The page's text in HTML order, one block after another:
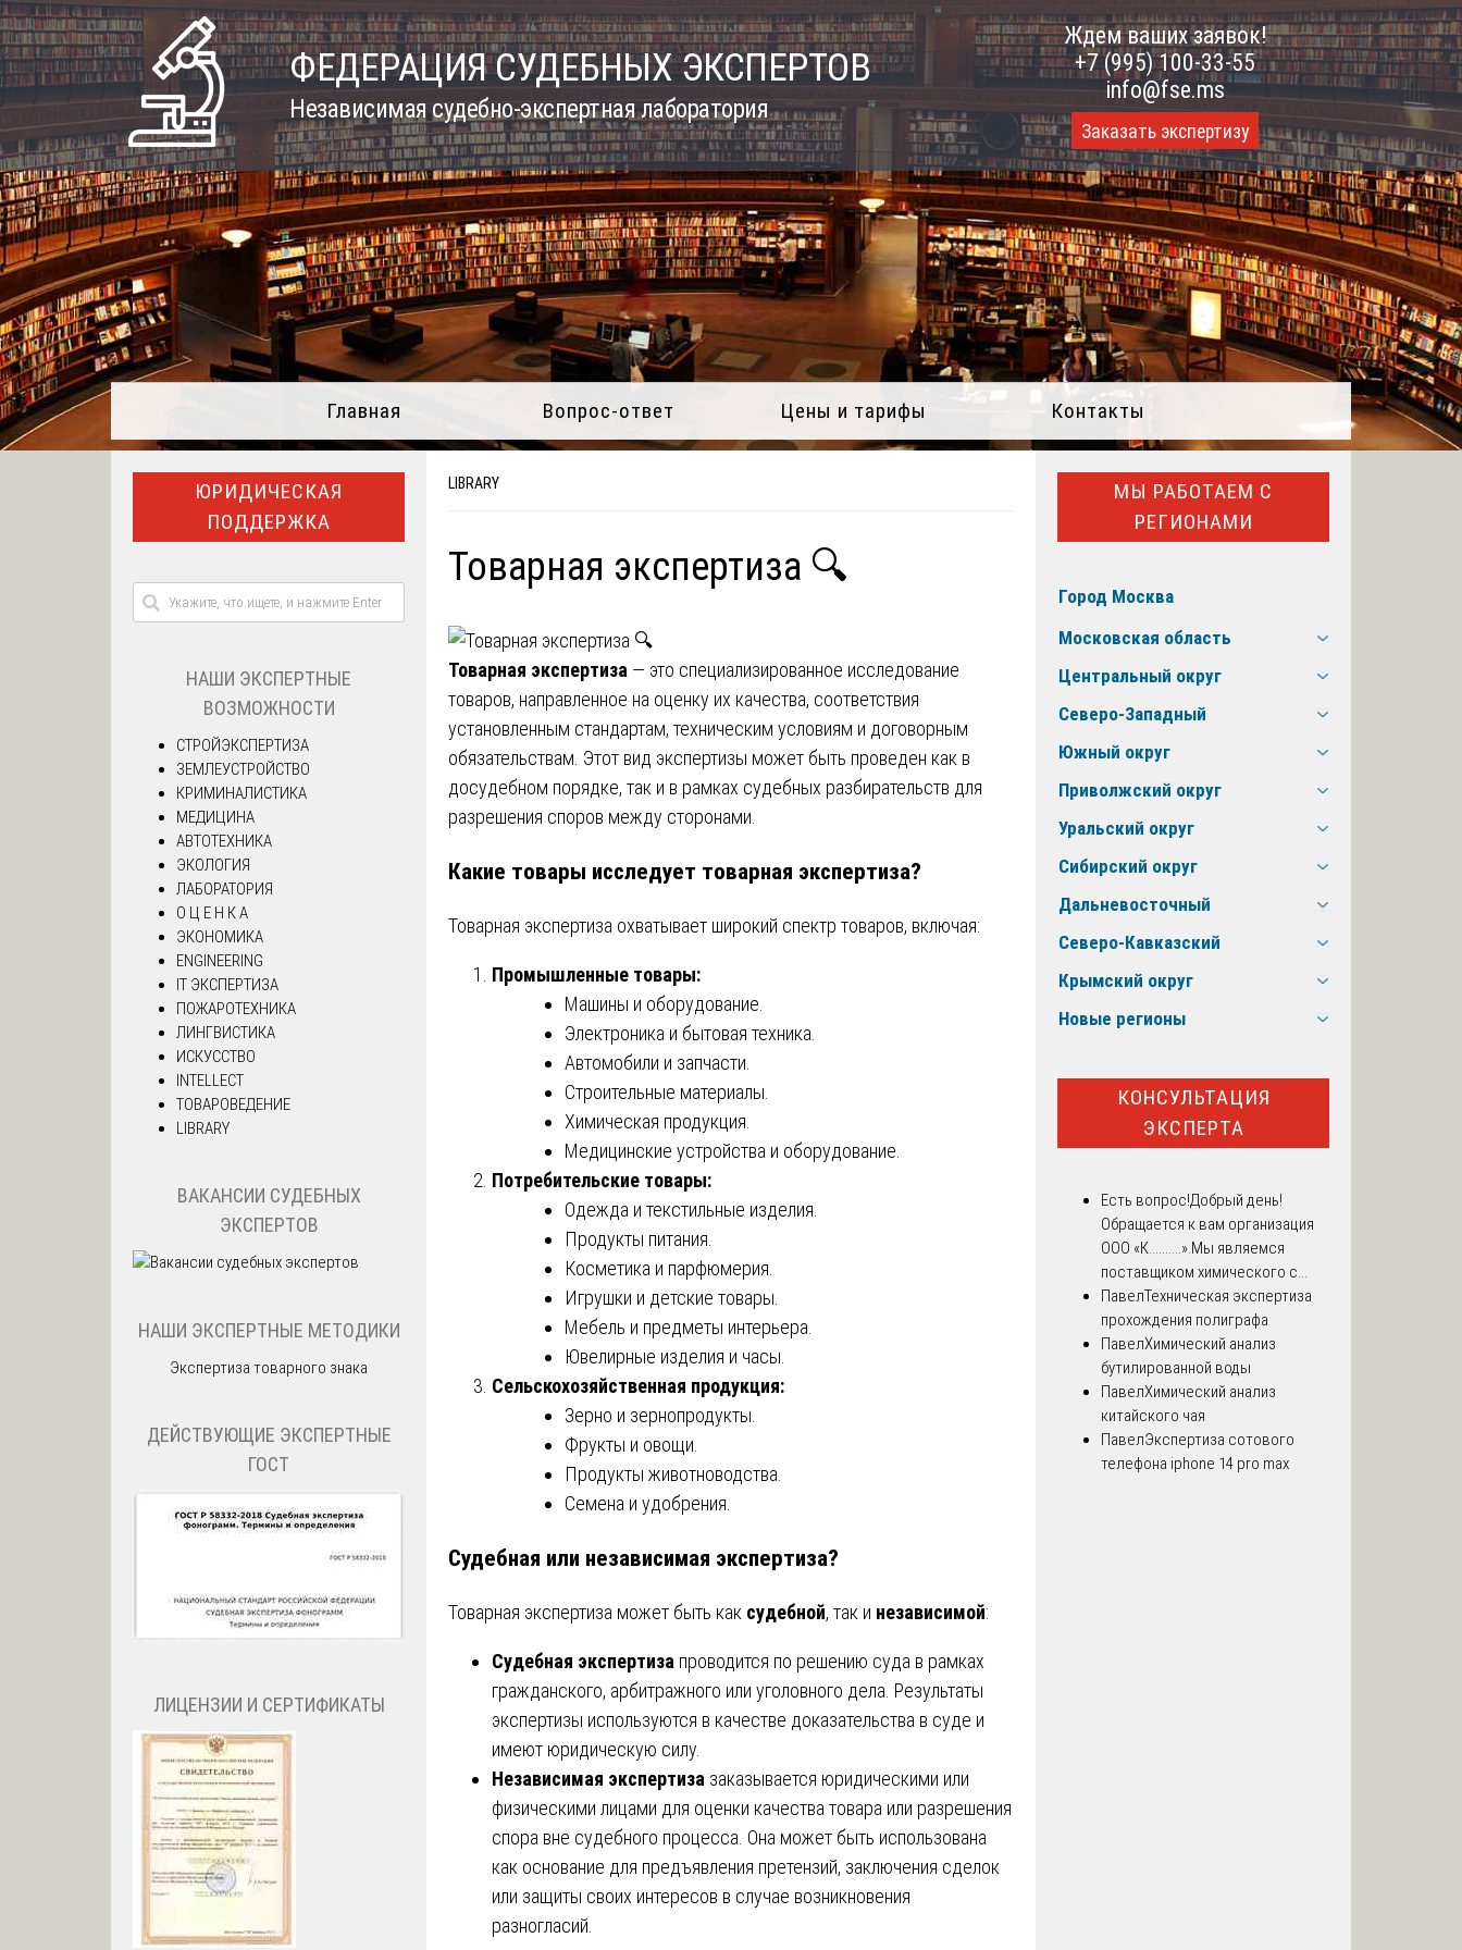
Skip
to
content
ФЕДЕРАЦИЯ СУДЕБНЫХ ЭКСПЕРТОВ
Независимая судебно-экспертная лаборатория
Ждем ваших заявок!
+7 (995) 100-33-55
info@fse.ms
Заказать экспертизу
Главная Вопрос-ответ Цены и тарифы Контакты
LIBRARY
Товарная экспертиза 🔍
Товарная экспертиза — это специализированное исследование
товаров, направленное на оценку их качества, соответствия
установленным стандартам, техническим условиям и договорным
обязательствам. Этот вид экспертизы может быть проведен как в
досудебном порядке, так и в рамках судебных разбирательств для
разрешения споров между сторонами.
Какие товары исследует товарная экспертиза?
Товарная экспертиза охватывает широкий спектр товаров, включая:
Промышленные товары:
Машины и оборудование.
Электроника и бытовая техника.
Автомобили и запчасти.
Строительные материалы.
Химическая продукция.
Медицинские устройства и оборудование.
Потребительские товары:
Одежда и текстильные изделия.
Продукты питания.
Косметика и парфюмерия.
Игрушки и детские товары.
Мебель и предметы интерьера.
Ювелирные изделия и часы.
Сельскохозяйственная продукция:
Зерно и зернопродукты.
Фрукты и овощи.
Продукты животноводства.
Семена и удобрения.
Судебная или независимая экспертиза?
Товарная экспертиза может быть как судебной, так и независимой:
Судебная экспертиза проводится по решению суда в рамках
гражданского, арбитражного или уголовного дела. Результаты
экспертизы используются в качестве доказательства в суде и
имеют юридическую силу.
Независимая экспертиза заказывается юридическими или
физическими лицами для оценки качества товара или разрешения
спора вне судебного процесса. Она может быть использована
как основание для предъявления претензий, заключения сделок
или защиты своих интересов в случае возникновения
разногласий.
ЮРИДИЧЕСКАЯ
ПОДДЕРЖКА
НАШИ ЭКСПЕРТНЫЕ
ВОЗМОЖНОСТИ
СТРОЙЭКСПЕРТИЗА
ЗЕМЛЕУСТРОЙСТВО
КРИМИНАЛИСТИКА
МЕДИЦИНА
АВТОТЕХНИКА
ЭКОЛОГИЯ
ЛАБОРАТОРИЯ
О Ц Е Н К А
ЭКОНОМИКА
ENGINEERING
IT ЭКСПЕРТИЗА
ПОЖАРОТЕХНИКА
ЛИНГВИСТИКА
ИСКУССТВО
INTELLECT
ТОВАРОВЕДЕНИЕ
LIBRARY
ВАКАНСИИ СУДЕБНЫХ
ЭКСПЕРТОВ
НАШИ ЭКСПЕРТНЫЕ МЕТОДИКИ
Экспертиза товарного знака
ДЕЙСТВУЮЩИЕ ЭКСПЕРТНЫЕ
ГОСТ
ЛИЦЕНЗИИ И СЕРТИФИКАТЫ
МЫ РАБОТАЕМ С
РЕГИОНАМИ
Город Москва
Московская область
Центральный округ
Северо-Западный
Южный округ
Приволжский округ
Уральский округ
Сибирский округ
Дальневосточный
Северо-Кавказский
Крымский округ
Новые регионы
КОНСУЛЬТАЦИЯ
ЭКСПЕРТА
Есть вопрос!Добрый день!
Обращается к вам организация
ООО «К..........».Мы являемся
поставщиком химического с...
ПавелТехническая экспертиза
прохождения полиграфа
ПавелХимический анализ
бутилированной воды
ПавелХимический анализ
китайского чая
ПавелЭкспертиза сотового
телефона iphone 14 pro max